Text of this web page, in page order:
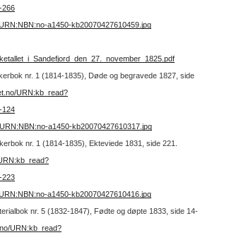
266
a1450-kb20070427610459.jpg
nr. 1 (1814-1835), Døde og begravede 1827, side
URN:kb_read?
124
a1450-kb20070427610317.jpg
nr. 1 (1814-1835), Ekteviede 1831, side 221.
223
a1450-kb20070427610416.jpg
nr. 5 (1832-1847), Fødte og døpte 1833, side 14-
URN:kb_read?